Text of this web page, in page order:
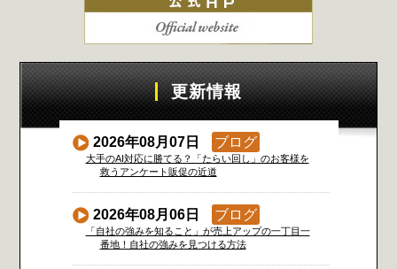
更新情報
2026年08月07日 ブログ
大手のAI対応に勝てる？「たらい回し」のお客様を
救うアンケート販促の近道
2026年08月06日 ブログ
「自社の強みを知ること」が売上アップの一丁目一
番地！自社の強みを見つける方法